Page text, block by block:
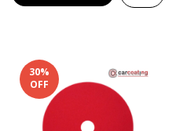
30%
OFF